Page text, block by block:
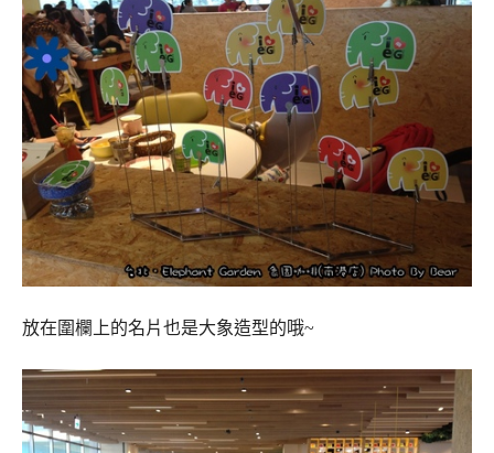
放在圍欄上的名片也是大象造型的哦~